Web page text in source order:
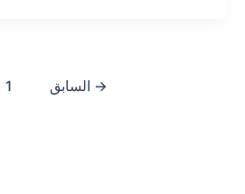
→ السابق 1